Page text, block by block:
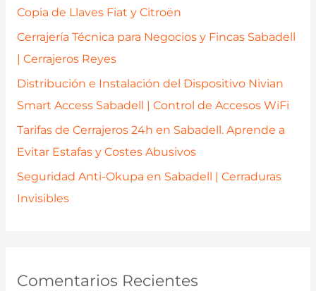
o
:
Copia de Llaves Fiat y Citroën
Cerrajería Técnica para Negocios y Fincas Sabadell
| Cerrajeros Reyes
Distribución e Instalación del Dispositivo Nivian
Smart Access Sabadell | Control de Accesos WiFi
Tarifas de Cerrajeros 24h en Sabadell. Aprende a
Evitar Estafas y Costes Abusivos
Seguridad Anti-Okupa en Sabadell | Cerraduras
Invisibles
Comentarios Recientes